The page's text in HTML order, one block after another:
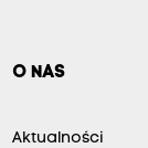
O NAS
Aktualności